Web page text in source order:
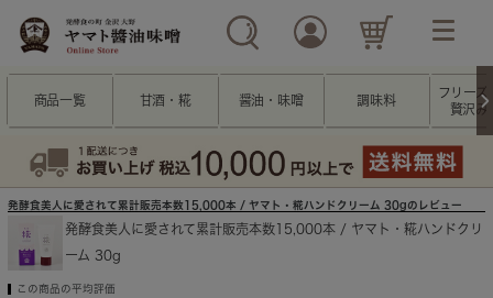
商品一覧 甘酒・糀 醤油・味噌 調味料
フリーズ
贅沢み
発酵食美人に愛されて累計販売本数15,000本 / ヤマト・糀ハンドクリーム 30gのレビュー
発酵食美人に愛されて累計販売本数15,000本 / ヤマト・糀ハンドクリ
ーム 30g
この商品の平均評価